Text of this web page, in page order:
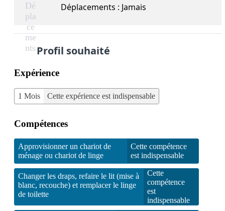
Dé
pla
ce
me
nts
Déplacements : Jamais
Profil souhaité
Expérience
1 Mois Cette expérience est indispensable
Compétences
Approvisionner un chariot de
ménage ou chariot de linge
Cette compétence
est indispensable
Changer les draps, refaire le lit (mise à
blanc, recouche) et remplacer le linge
de toilette
Cette
compétence
est
indispensable